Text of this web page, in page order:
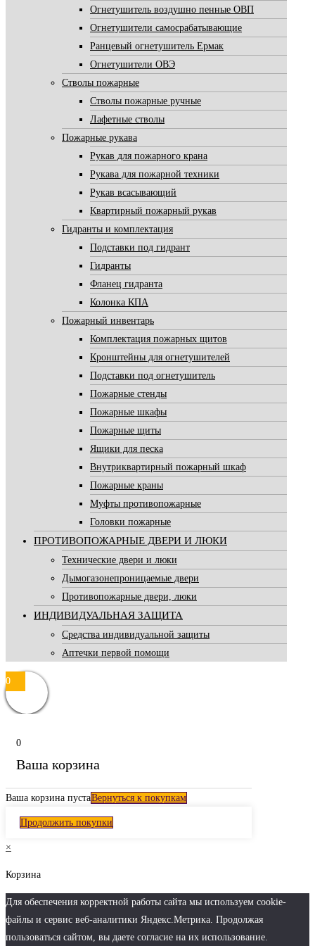
Огнетушитель воздушно пенные ОВП
Огнетушители самосрабатывающие
Ранцевый огнетушитель Ермак
Огнетушители ОВЭ
Стволы пожарные
Стволы пожарные ручные
Лафетные стволы
Пожарные рукава
Рукав для пожарного крана
Рукава для пожарной техники
Рукав всасывающий
Квартирный пожарный рукав
Гидранты и комплектация
Подставки под гидрант
Гидранты
Фланец гидранта
Колонка КПА
Пожарный инвентарь
Комплектация пожарных щитов
Кронштейны для огнетушителей
Подставки под огнетушитель
Пожарные стенды
Пожарные шкафы
Пожарные щиты
Ящики для песка
Внутриквартирный пожарный шкаф
Пожарные краны
Муфты противопожарные
Головки пожарные
ПРОТИВОПОЖАРНЫЕ ДВЕРИ И ЛЮКИ
Технические двери и люки
Дымогазонепроницаемые двери
Противопожарные двери, люки
ИНДИВИДУАЛЬНАЯ ЗАЩИТА
Средства индивидуальной защиты
Аптечки первой помощи
0
0
Ваша корзина
Ваша корзина пустаВернуться к покупкам
Продолжить покупки
×
Корзина
Для обеспечения корректной работы сайта мы используем cookie-
файлы и сервис веб-аналитики Яндекс.Метрика. Продолжая
пользоваться сайтом, вы даете согласие на их использование.